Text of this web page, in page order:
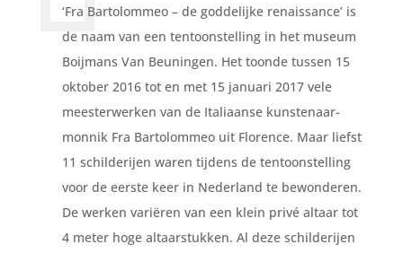
‘Fra Bartolommeo – de goddelijke renaissance’ is
de naam van een tentoonstelling in het museum
Boijmans Van Beuningen. Het toonde tussen 15
oktober 2016 tot en met 15 januari 2017 vele
meesterwerken van de Italiaanse kunstenaar-
monnik Fra Bartolommeo uit Florence. Maar liefst
11 schilderijen waren tijdens de tentoonstelling
voor de eerste keer in Nederland te bewonderen.
De werken variëren van een klein privé altaar tot
4 meter hoge altaarstukken. Al deze schilderijen